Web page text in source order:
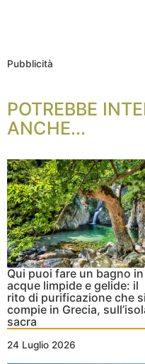
Pubblicità
POTREBBE
ANCHE...
Qui puoi fare un bagno in
acque limpide e gelide: il
rito di purificazione che si
compie in Grecia,
sacra
24 Luglio 2026